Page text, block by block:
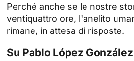
Perché anche se le nostre
ventiquattro ore, l'anelito
rimane, in attesa di risposte.
Su Pablo López